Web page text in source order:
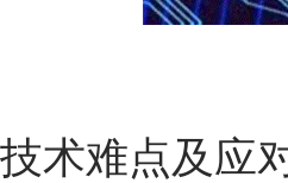
技术难点及应